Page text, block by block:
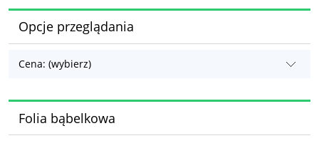
Opcje przeglądania
Cena: (wybierz)
Folia bąbelkowa